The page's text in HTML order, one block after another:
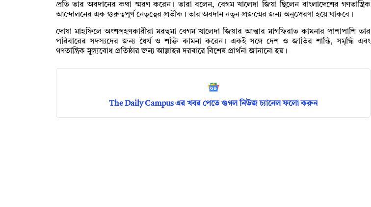
প্রতি তার অবদানের কথা স্মরণ করেন। তারা বলেন, বেগম খালেদা জিয়া ছিলেন বাংলাদেশের গণতান্ত্রিক
আন্দোলনের এক গুরুত্বপূর্ণ নেতৃত্বের প্রতীক। তার অবদান নতুন প্রজন্মের জন্য অনুপ্রেরণা হয়ে থাকবে।
দোয়া মাহফিলে অংশগ্রহণকারীরা মরহুমা বেগম খালেদা জিয়ার আত্মার মাগফিরাত কামনার পাশাপাশি তার
পরিবারের সদস্যদের জন্য ধৈর্য ও শক্তি কামনা করেন। একই সঙ্গে দেশ ও জাতির শান্তি, সমৃদ্ধি এবং
গণতান্ত্রিক মূল্যবোধ প্রতিষ্ঠার জন্য আল্লাহর দরবারে বিশেষ প্রার্থনা জানানো হয়।
The Daily Campus এর খবর পেতে গুগল নিউজ চ্যানেল ফলো করুন